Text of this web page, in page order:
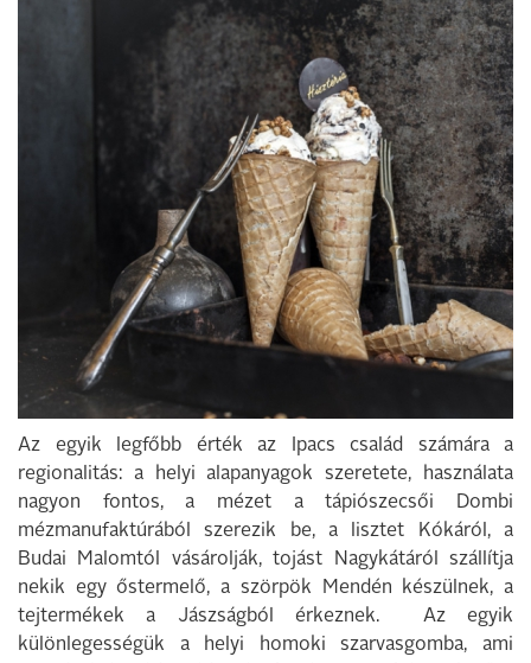
Az egyik legfőbb érték az Ipacs család számára a
regionalitás: a helyi alapanyagok szeretete, használata
nagyon fontos, a mézet a tápiószecsői Dombi
mézmanufaktúrából szerezik be, a lisztet Kókáról, a
Budai Malomtól vásárolják, tojást Nagykátáról szállítja
nekik egy őstermelő, a szörpök Mendén készülnek, a
tejtermékek a Jászságból érkeznek. Az egyik
különlegességük a helyi homoki szarvasgomba, ami